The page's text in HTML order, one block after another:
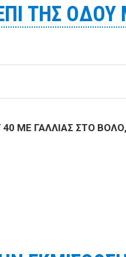
ΤΗΣ
ΓΑΛΛΙΑΣ ΣΤΟ ΒΟΛΟ,
40 ΜΕ